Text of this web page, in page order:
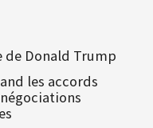
Donald Trump
les accords